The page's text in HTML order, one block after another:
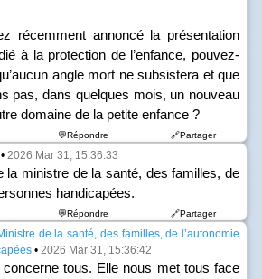
récemment annoncé la présentation
à la protection de l’enfance, pouvez-
angle mort ne subsistera et que
pas, dans quelques mois, un nouveau
domaine de la petite enfance ?
💬Répondre 🔗Partager
• 2026 Mar 31, 15:36:33
la ministre de la santé, des familles, de
handicapées.
💬Répondre 🔗Partager
de la santé, des familles, de l’autonomie
• 2026 Mar 31, 15:36:42
tous. Elle nous met tous face